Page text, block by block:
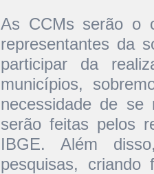
As CCMs serão o
representantes da
participar da
municípios,
necessidade de se
serão feitas pelos
IBGE. Além
pesquisas, criando